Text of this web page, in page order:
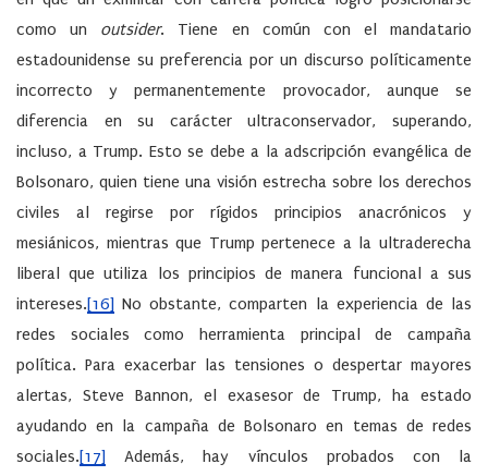
como un outsider. Tiene en común con el mandatario
estadounidense su preferencia por un discurso políticamente
incorrecto y permanentemente provocador, aunque se
diferencia en su carácter ultraconservador, superando,
incluso, a Trump. Esto se debe a la adscripción evangélica de
Bolsonaro, quien tiene una visión estrecha sobre los derechos
civiles al regirse por rígidos principios anacrónicos y
mesiánicos, mientras que Trump pertenece a la ultraderecha
liberal que utiliza los principios de manera funcional a sus
intereses.[16] No obstante, comparten la experiencia de las
redes sociales como herramienta principal de campaña
política. Para exacerbar las tensiones o despertar mayores
alertas, Steve Bannon, el exasesor de Trump, ha estado
ayudando en la campaña de Bolsonaro en temas de redes
sociales.[17] Además, hay vínculos probados con la